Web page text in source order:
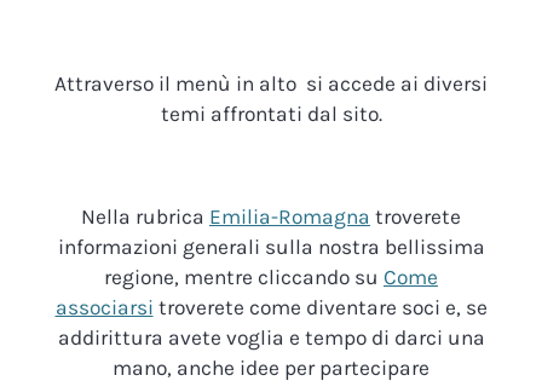
Attraverso il menù in alto si accede ai diversi
temi affrontati dal sito.
Nella rubrica Emilia-Romagna troverete
informazioni generali sulla nostra bellissima
regione, mentre cliccando su Come
associarsi troverete come diventare soci e, se
addirittura avete voglia e tempo di darci una
mano, anche idee per partecipare